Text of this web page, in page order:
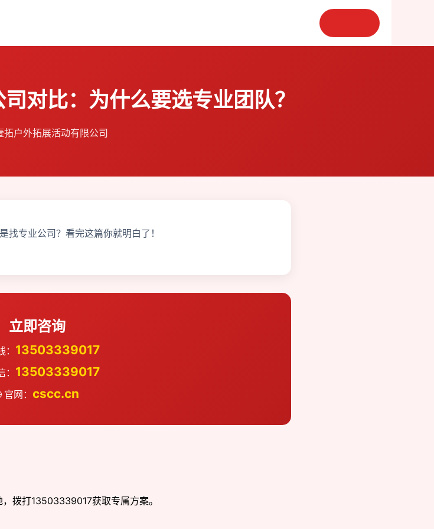
对比：为什么要选专业团队？
拓户外拓展活动有限公司
找专业公司？看完这篇你就明白了！
立即咨询
13503339017
13503339017
官网： cscc.cn
拨打13503339017获取专属方案。